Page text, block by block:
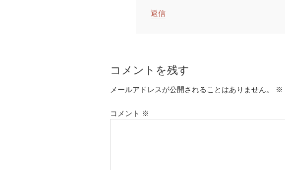
返信
コメントを残す
メールアドレスが公開されることはありません。 ※
コメント ※